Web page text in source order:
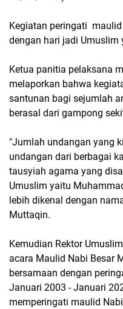
Kegiatan peringati
dengan hari jadi Umuslim
Ketua panitia pelaksana
melaporkan bahwa
santunan bagi sejumlah
berasal dari gampong
"Jumlah undangan yang
undangan dari berbagai
tausyiah agama yang
Umuslim yaitu
lebih dikenal dengan
Muttaqin.
Kemudian Rektor
acara Maulid Nabi Besar
bersamaan dengan
Januari 2003 - Januari
memperingati maulid